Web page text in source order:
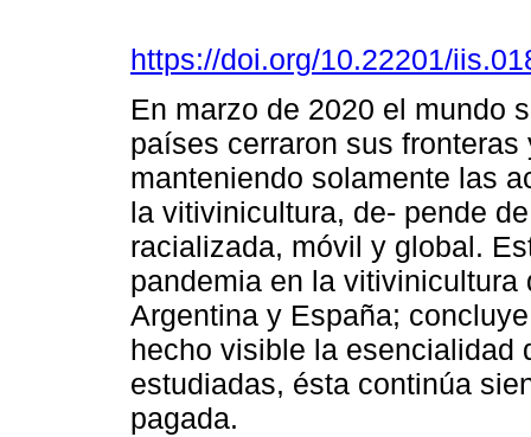
https://doi.org/10.22201/
En marzo de 2020 el mundo
países cerraron sus
manteniendo solamente las
la vitivinicultura, de- pende
racializada, móvil y global.
pandemia en la
Argentina y España;
hecho visible la esencialidad
estudiadas, ésta continúa
pagada.